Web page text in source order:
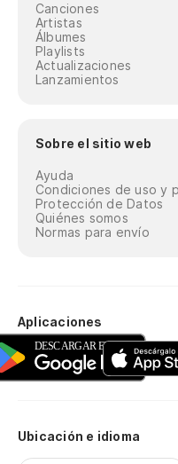
Canciones
Artistas
Álbumes
Playlists
Actualizaciones
Lanzamientos
Sobre el sitio web
Ayuda
Condiciones de uso y
Protección de Datos
Quiénes somos
Normas para envío
Aplicaciones
Ubicación e idioma